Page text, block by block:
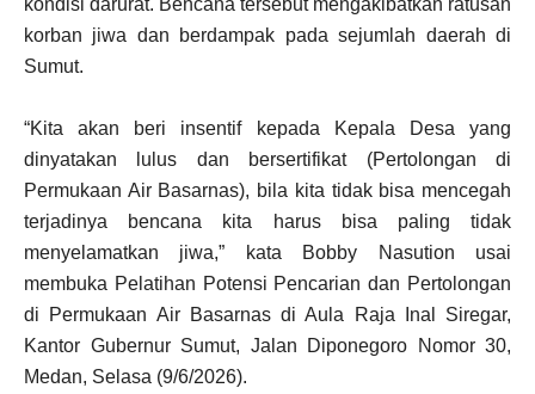
kondisi darurat. Bencana tersebut mengakibatkan ratusan
korban jiwa dan berdampak pada sejumlah daerah di
Sumut.
“Kita akan beri insentif kepada Kepala Desa yang
dinyatakan lulus dan bersertifikat (Pertolongan di
Permukaan Air Basarnas), bila kita tidak bisa mencegah
terjadinya bencana kita harus bisa paling tidak
menyelamatkan jiwa,” kata Bobby Nasution usai
membuka Pelatihan Potensi Pencarian dan Pertolongan
di Permukaan Air Basarnas di Aula Raja Inal Siregar,
Kantor Gubernur Sumut, Jalan Diponegoro Nomor 30,
Medan, Selasa (9/6/2026).